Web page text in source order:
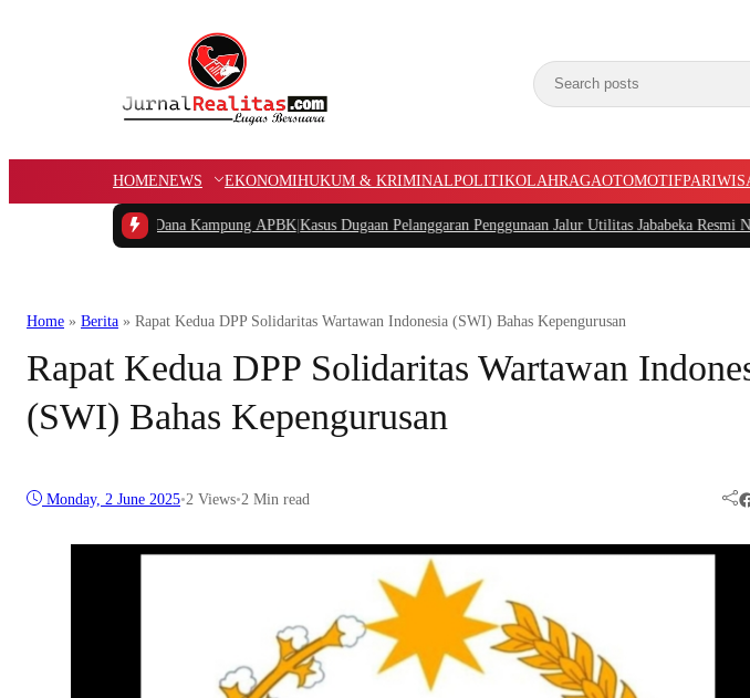
HOMENEWS EKONOMIHUKUM & KRIMINALPOLITIKOLAHRAGAOTOMOTIF
Potongan Dana Kampung APBK|Kasus Dugaan Pelanggaran Penggunaan Jalur Utilitas Jababeka Resmi Naik ke
Home » Berita » Rapat Kedua DPP Solidaritas Wartawan Indonesia (SWI) Bahas Kepengurusan
Rapat Kedua DPP Solidaritas Wartawan
(SWI) Bahas Kepengurusan
Monday, 2 June 2025•2 Views•2 Min read Facebook